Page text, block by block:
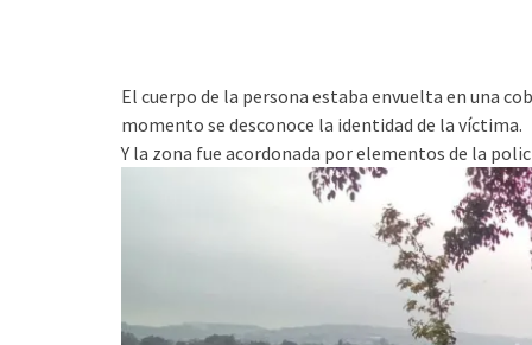
El cuerpo de la persona estaba envuelta en una
momento se desconoce la identidad de la víctima.
Y la zona fue acordonada por elementos de la